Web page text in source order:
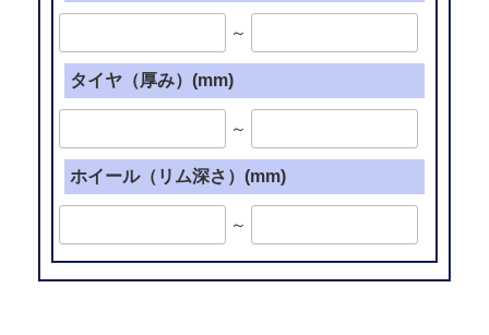
～
タイヤ（厚み）(mm)
～
ホイール（リム深さ）(mm)
～